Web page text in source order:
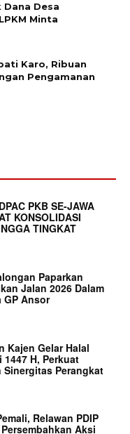
Dana Desa
Minta
Karo, Ribuan
Pengamanan
PKB SE-JAWA
KONSOLIDASI
TINGKAT
Paparkan
Jalan 2026 Dalam
GP Ansor
Kajen Gelar Halal
H, Perkuat
Sinergitas Perangkat
Relawan PDIP
Aksi